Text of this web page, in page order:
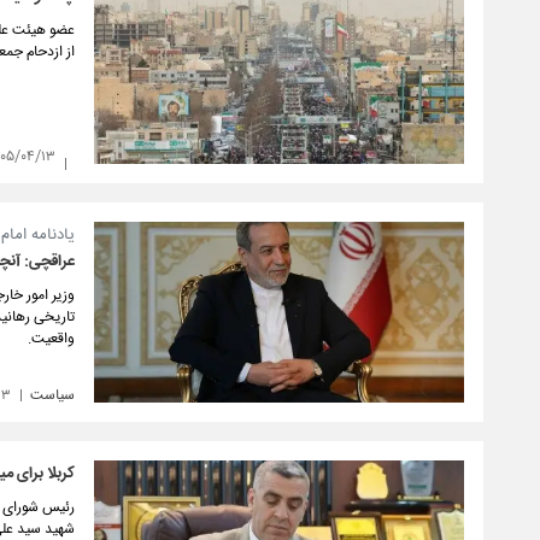
عضو هیئت
از ازدحام
۱۴۰۵/
یادنامه
عراقچی:
وزیر امور
تاریخی
واقعیت.
سیاست
کربلا برای
رئیس شورای
شهید سید